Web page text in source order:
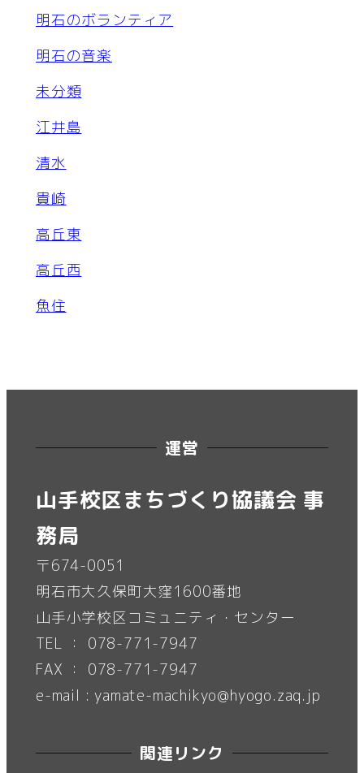
明石のボランティア
明石の音楽
未分類
江井島
清水
貴崎
高丘東
高丘西
魚住
運営
山手校区まちづくり協議会 事
務局
〒674-0051
明石市大久保町大窪1600番地
山手小学校区コミュニティ・センター
TEL ： 078-771-7947
FAX ： 078-771-7947
e-mail : yamate-machikyo@hyogo.zaq.jp
関連リンク